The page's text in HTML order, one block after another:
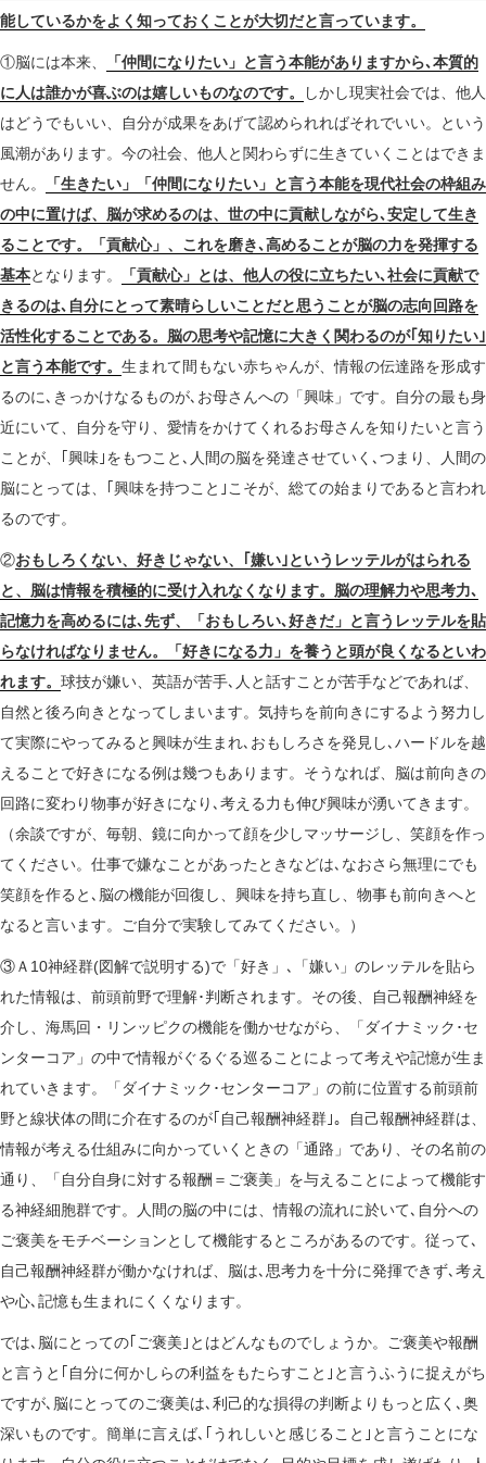
能しているかをよく知っておくことが大切だと言っています。
①脳には本来、
「仲間になりたい」と言う本能がありますから､本質的
に人は誰かが喜ぶのは嬉しいものなのです。
しかし現実社会では、他人
はどうでもいい、自分が成果をあげて認められればそれでいい。という
風潮があります。今の社会、他人と関わらずに生きていくことはできま
せん。
「生きたい」「仲間になりたい」と言う本能を現代社会の枠組み
の中に置けば、脳が求めるのは、世の中に貢献しながら､安定して生き
ることです。「貢献心」、これを磨き､高めることが脳の力を発揮する
基本となります。
「貢献心」とは、他人の役に立ちたい､社会に貢献で
きるのは､自分にとって素晴らしいことだと思うことが脳の志向回路を
活性化することである。脳の思考や記憶に大きく関わるのが｢知りたい｣
と言う本能です。 生まれて間もない赤ちゃんが、情報の伝達路を形成す
るのに､きっかけなるものが､お母さんへの「興味」です。自分の最も身
近にいて、自分を守り、愛情をかけてくれるお母さんを知りたいと言う
ことが、｢興味｣をもつこと､人間の脳を発達させていく､つまり、人間の
脳にとっては、｢興味を持つこと｣こそが、総ての始まりであると言われ
るのです。
②おもしろくない、好きじゃない、｢嫌い｣というレッテルがはられる
と、脳は情報を積極的に受け入れなくなります。脳の理解力や思考力､
記憶力を高めるには､先ず、「おもしろい､好きだ」と言うレッテルを貼
らなければなりません。「好きになる力」を養うと頭が良くなるといわ
れます。 球技が嫌い、英語が苦手､人と話すことが苦手などであれば、
自然と後ろ向きとなってしまいます。気持ちを前向きにするよう努力し
て実際にやってみると興味が生まれ､おもしろさを発見し､ハードルを越
えることで好きになる例は幾つもあります。そうなれば、脳は前向きの
回路に変わり物事が好きになり､考える力も伸び興味が湧いてきます。
（余談ですが、毎朝、鏡に向かって顔を少しマッサージし、笑顔を作っ
てください。仕事で嫌なことがあったときなどは､なおさら無理にでも
笑顔を作ると､脳の機能が回復し、興味を持ち直し、物事も前向きへと
なると言います。ご自分で実験してみてください。）
③Ａ10神経群(図解で説明する)で「好き」､「嫌い」のレッテルを貼ら
れた情報は、前頭前野で理解･判断されます。その後、自己報酬神経を
介し、海馬回・リンッピクの機能を働かせながら、「ダイナミック･セ
ンターコア」の中で情報がぐるぐる巡ることによって考えや記憶が生ま
れていきます。「ダイナミック･センターコア」の前に位置する前頭前
野と線状体の間に介在するのが｢自己報酬神経群｣。自己報酬神経群は、
情報が考える仕組みに向かっていくときの「通路」であり、その名前の
通り、「自分自身に対する報酬＝ご褒美」を与えることによって機能す
る神経細胞群です。人間の脳の中には、情報の流れに於いて､自分への
ご褒美をモチベーションとして機能するところがあるのです。従って､
自己報酬神経群が働かなければ、脳は､思考力を十分に発揮できず､考え
や心､記憶も生まれにくくなります。
では､脳にとっての｢ご褒美｣とはどんなものでしょうか。ご褒美や報酬
と言うと｢自分に何かしらの利益をもたらすこと｣と言うふうに捉えがち
ですが､脳にとってのご褒美は､利己的な損得の判断よりもっと広く､奥
深いものです。簡単に言えば､｢うれしいと感じること｣と言うことにな